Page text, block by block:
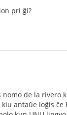
pri ĝi?
de la rivero
antaŭe loĝis ĉe